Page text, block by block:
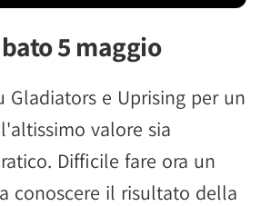
5 maggio
Gladiators e Uprising per un
valore sia
Difficile fare ora un
conoscere il risultato della